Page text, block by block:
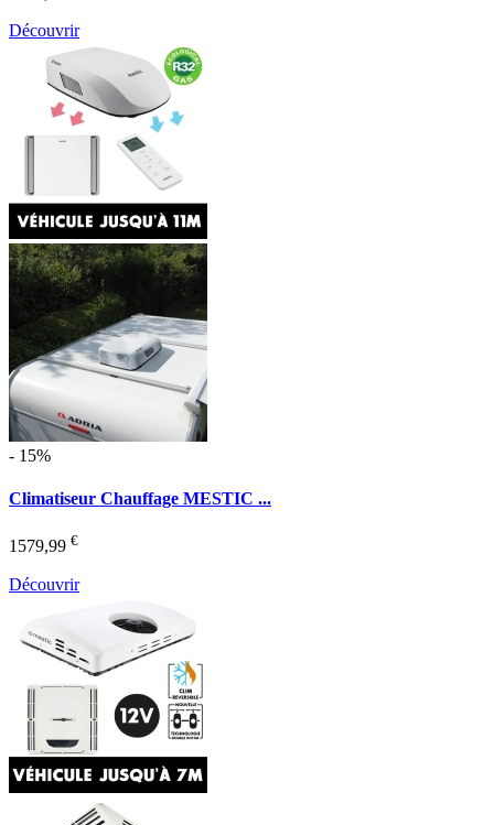
Découvrir
- 15%
Climatiseur Chauffage MESTIC ...
1579,99 €
Découvrir